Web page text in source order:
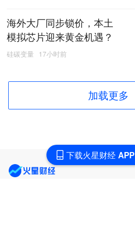
海外大厂同步锁价，本土
模拟芯片迎来黄金机遇？
硅碳变量 17小时前
加载更多
下载火星财经 APP